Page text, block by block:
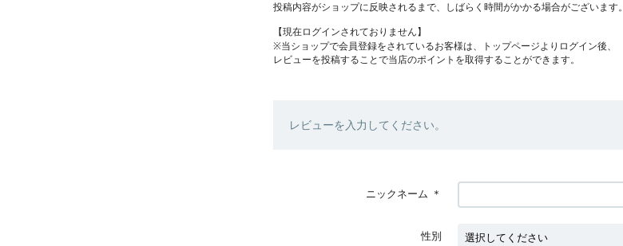
投稿内容がショップに反映されるまで、しばらく時間がかかる場合がございます。
【現在ログインされておりません】
※当ショップで会員登録をされているお客様は、トップページよりログイン後、
レビューを投稿することで当店のポイントを取得することができます。
レビューを入力してください。
ニックネーム ＊
性別